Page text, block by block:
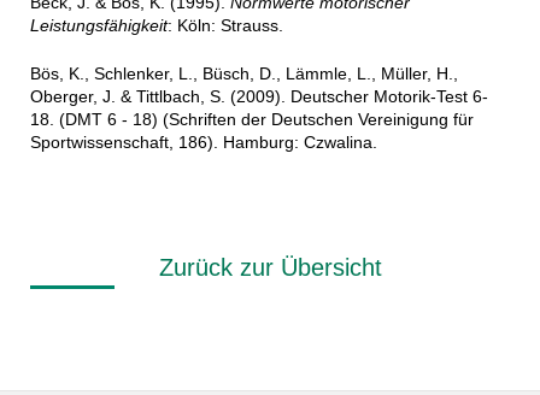
Leistungsfähigkeit: Köln: Strauss.
Bös, K., Schlenker, L., Büsch, D., Lämmle, L., Müller, H.,
Oberger, J. & Tittlbach, S. (2009). Deutscher Motorik-Test 6-
18. (DMT 6 - 18) (Schriften der Deutschen Vereinigung für
Sportwissenschaft, 186). Hamburg: Czwalina.
Zurück zur Übersicht